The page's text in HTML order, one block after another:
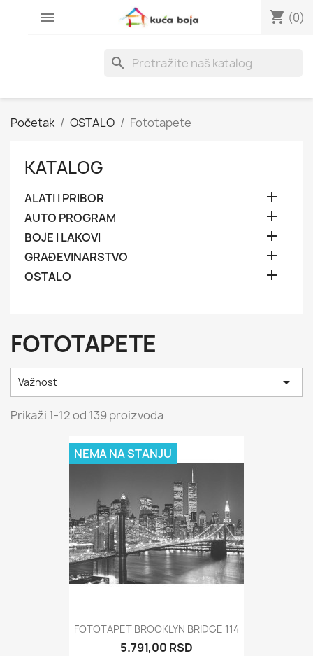
 shopping_cart (0)
search
Početak OSTALO Fototapete
KATALOG
ALATI I PRIBOR 
AUTO PROGRAM 
BOJE I LAKOVI 
GRAĐEVINARSTVO 
OSTALO 
FOTOTAPETE
Važnost 
Prikaži 1-12 od 139 proizvoda
FOTOTAPET BROOKLYN BRIDGE 114
5.791,00 RSD
NEMA NA STANJU